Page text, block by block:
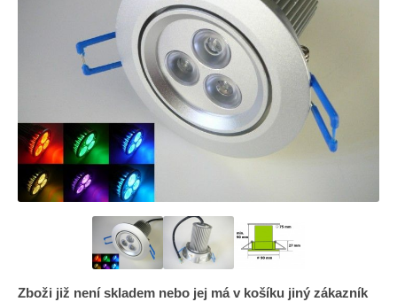
Zboži již není skladem nebo jej má v košíku jiný zákazník